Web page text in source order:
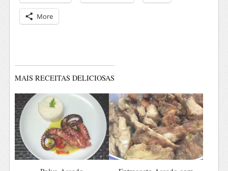
More
MAIS RECEITAS DELICIOSAS